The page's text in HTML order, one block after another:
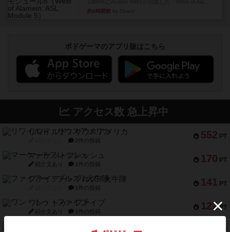
約4時間前
ボドゲーマのアプリ版はこちら
アクセス数 急上昇中
552 PT
リワイルド：サウスアメリカ
2件の投稿
170 PT
マーケットフレッシュ
紹介文あり 1件の投稿
141 PT
ファイアー・ブルズ / 火牛陣
1件の投稿
122 PT
ワン・トゥ・ファイブ
紹介文あり 1件の投稿